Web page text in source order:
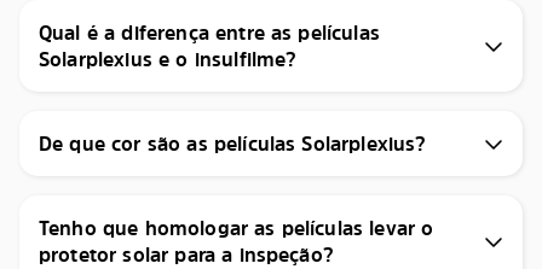
Qual é a diferença entre as películas
Solarplexius e o insulfilme?
De que cor são as películas Solarplexius?
Tenho que homologar as películas levar o
protetor solar para a inspeção?